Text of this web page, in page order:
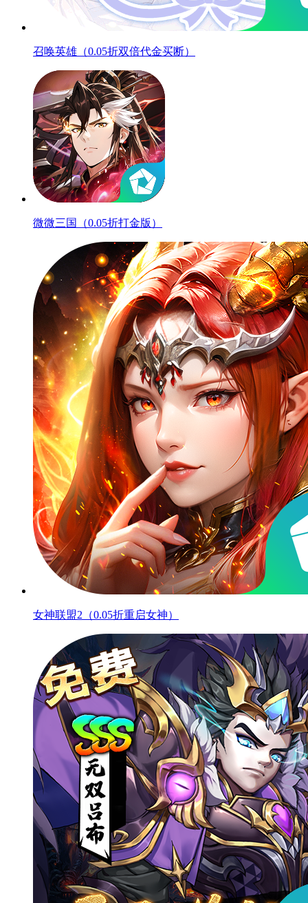
召唤英雄（0.05折双倍代金买断）
微微三国（0.05折打金版）
女神联盟2（0.05折重启女神）